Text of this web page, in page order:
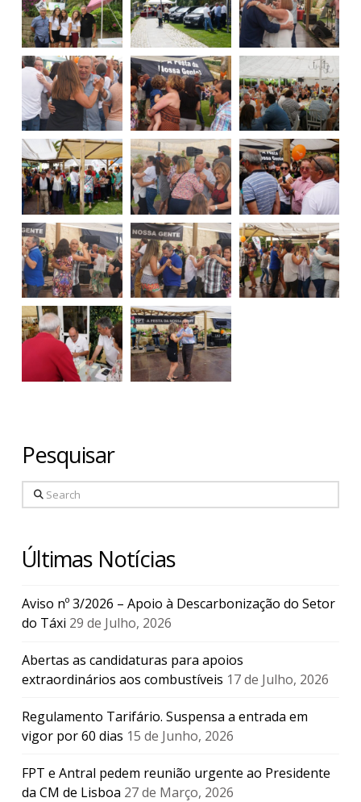
Pesquisar
Search
Últimas Notícias
Aviso nº 3/2026 – Apoio à Descarbonização do Setor
do Táxi 29 de Julho, 2026
Abertas as candidaturas para apoios
extraordinários aos combustíveis 17 de Julho, 2026
Regulamento Tarifário. Suspensa a entrada em
vigor por 60 dias 15 de Junho, 2026
FPT e Antral pedem reunião urgente ao Presidente
da CM de Lisboa 27 de Março, 2026